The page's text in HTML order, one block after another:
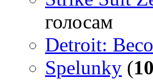
голосам
Detroit:
Spelunky (